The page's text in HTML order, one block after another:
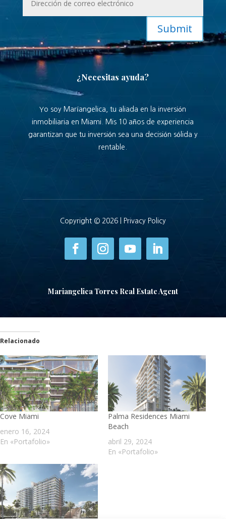
Submit
¿Necesitas ayuda?
Yo soy Maríangelica, tu aliada en la inversión
inmobiliaria en Miami. Mis 10 años de experiencia
garantizan que tu inversión sea una decisión sólida y
rentable.
Copyright © 2026 | Privacy Policy
Mariangelica Torres Real Estate Agent
Relacionado
Cove Miami
enero 16, 2024
En «Portafolio»
Palma Residences Miami
Beach
abril 29, 2024
En «Portafolio»